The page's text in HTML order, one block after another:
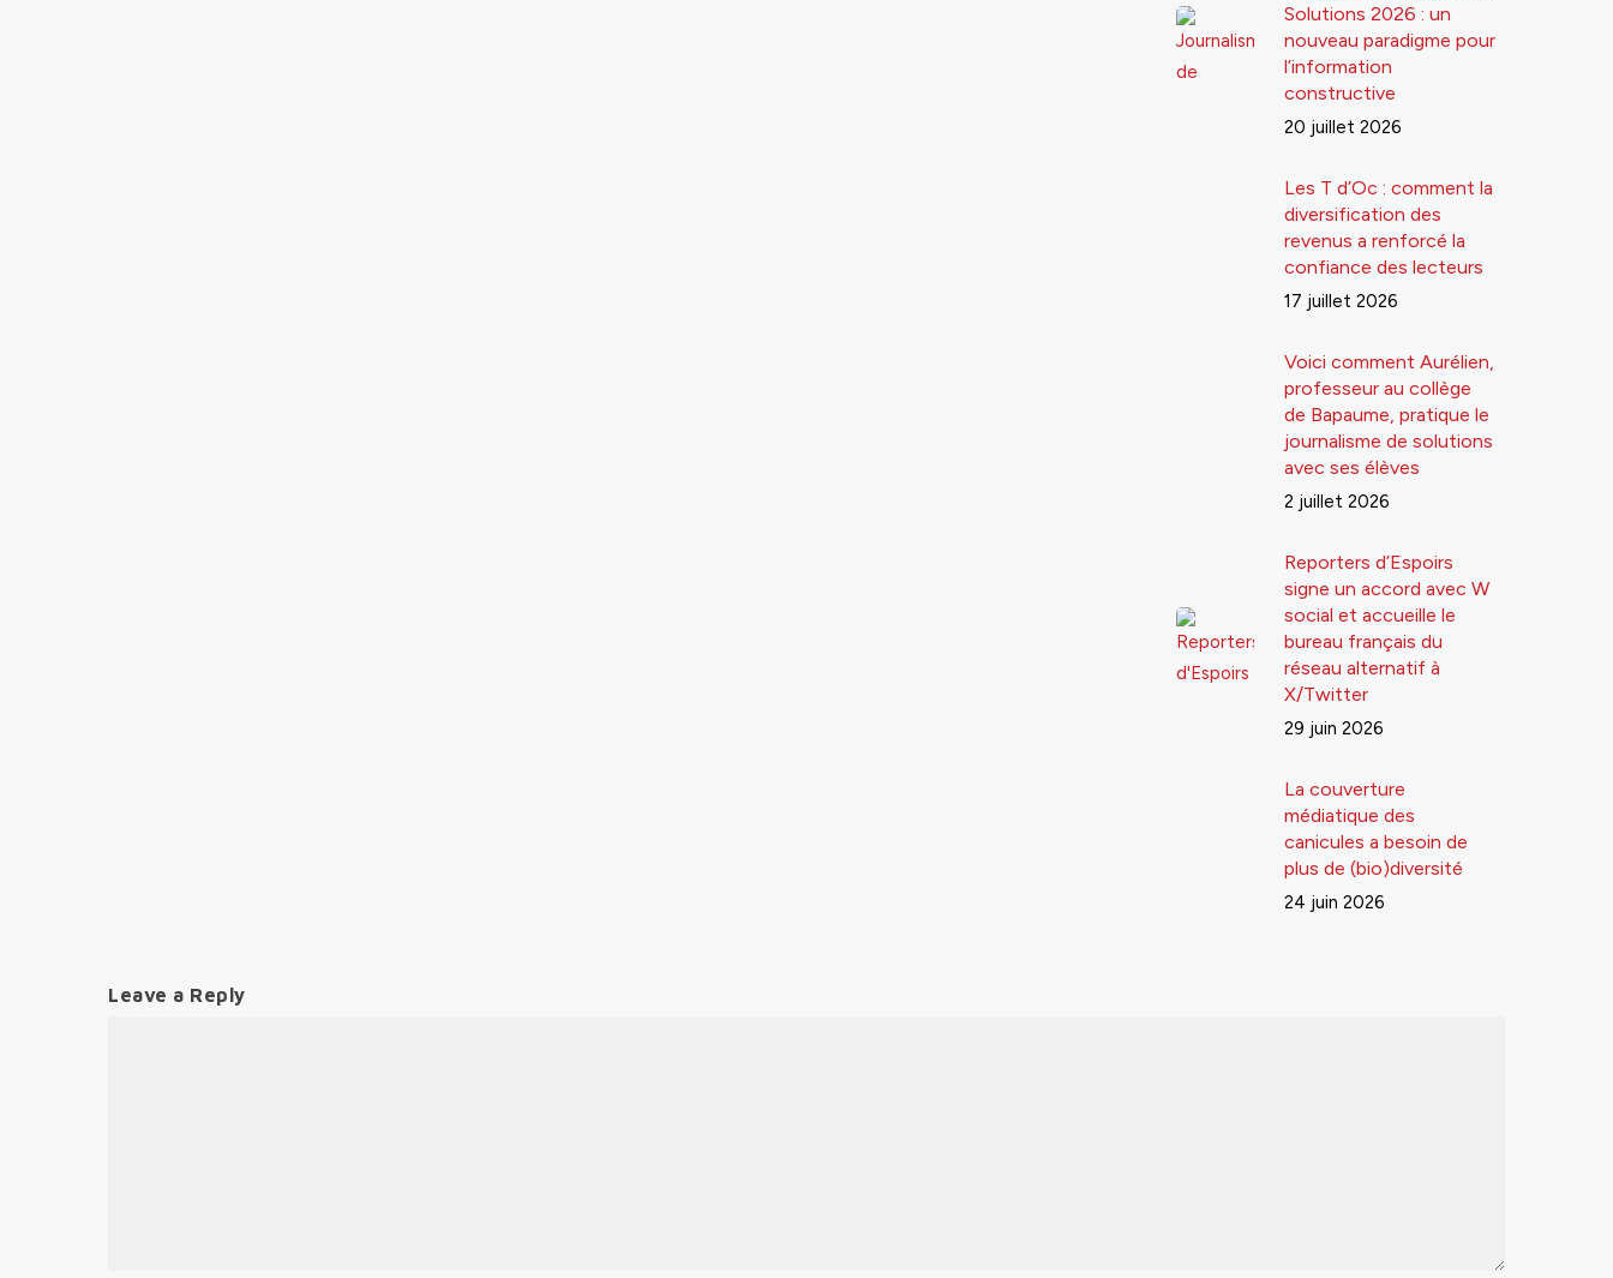
Solutions 2026 : un
nouveau paradigme pour
l’information
constructive
20 juillet 2026
Les T d’Oc : comment la
diversification des
revenus a renforcé la
confiance des lecteurs
17 juillet 2026
Voici comment Aurélien,
professeur au collège
de Bapaume, pratique le
journalisme de solutions
avec ses élèves
2 juillet 2026
Reporters d’Espoirs
signe un accord avec W
social et accueille le
bureau français du
réseau alternatif à
X/Twitter
29 juin 2026
La couverture
médiatique des
canicules a besoin de
plus de (bio)diversité
24 juin 2026
Leave a Reply